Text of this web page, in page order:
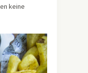
keine